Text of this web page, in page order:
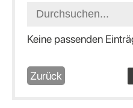
Keine passenden
Zurück